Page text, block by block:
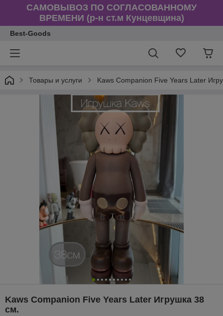
САМОВЫВОЗ ПО СОГЛАСОВАННОМУ
ВРЕМЕНИ (р-н ст.м Кунцевщина)
Best-Goods
Товары и услуги Kaws Companion Five Years Later
Kaws Companion Five Years Later Игрушка 38
см.